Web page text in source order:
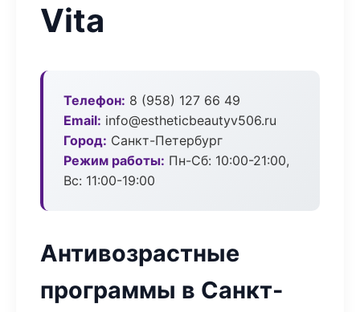
Vita
Телефон: 8 (958) 127 66 49
Email: info@estheticbeautyv506.ru
Город: Санкт-Петербург
Режим работы: Пн-Сб: 10:00-21:00,
Вс: 11:00-19:00
Антивозрастные
программы в Санкт-